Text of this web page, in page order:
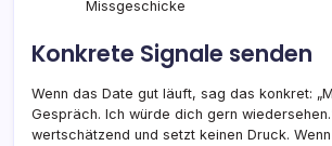
Missgeschicke
Konkrete Signale senden
Wenn das Date gut läuft, sag das konkret:
Gespräch. Ich würde dich gern
wertschätzend und setzt keinen Druck.